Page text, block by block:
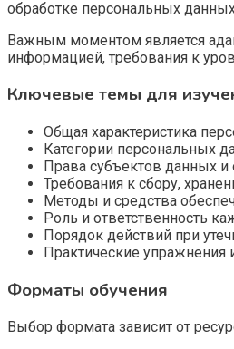
обработке персональных
Важным моментом является
информацией, требования к
Ключевые темы для
Общая характеристика
Категории персональных
Права субъектов данных и
Требования к сбору,
Методы и средства
Роль и ответственность
Порядок действий при
Практические
Форматы обучения
Выбор формата зависит от